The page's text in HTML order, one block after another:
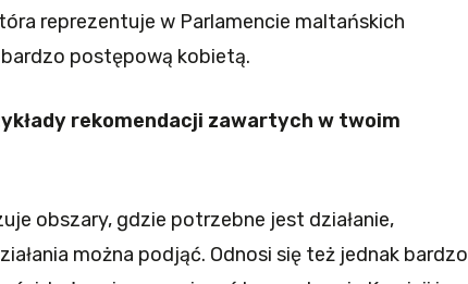
reprezentuje w Parlamencie maltańskich
postępową kobietą.
rekomendacji zawartych w twoim
obszary, gdzie potrzebne jest działanie,
można podjąć. Odnosi się też jednak bardzo